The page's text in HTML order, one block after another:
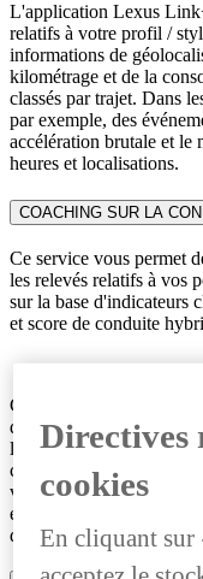
L'application Lexus
relatifs à votre profil /
informations de
kilométrage et de la
classés par trajet. Dans
par exemple, des
accélération brutale et le
heures et localisations.
COACHING SUR LA
Ce service vous permet
les relevés relatifs à vos
sur la base d'indicateurs
et score de conduite
Ces relevés seront
de manière à mettre en
le comportement au
constante). Objectif :
vous aider à réduire
également accéder aux
de vos performances de
Directives
cookies
En cliquant sur